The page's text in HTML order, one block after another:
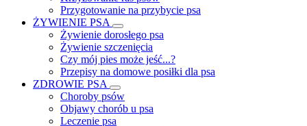
Przygotowanie na przybycie psa
ŻYWIENIE PSA
Żywienie dorosłego psa
Żywienie szczenięcia
Czy mój pies może jeść...?
Przepisy na domowe posiłki dla psa
ZDROWIE PSA
Choroby psów
Objawy chorób u psa
Leczenie psa